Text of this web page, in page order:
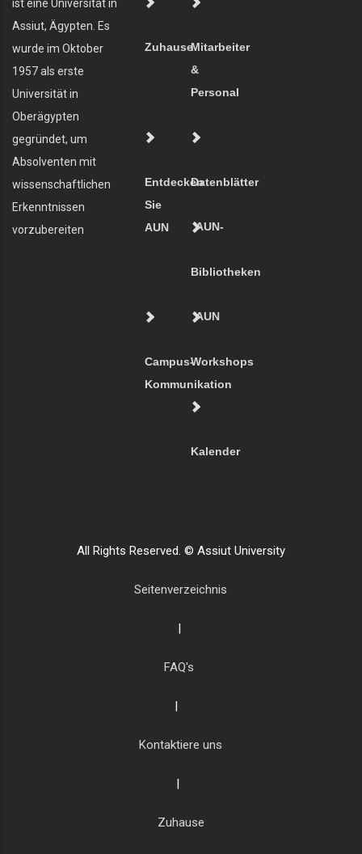
ist eine Universität in
Assiut, Ägypten. Es
wurde im Oktober
1957 als erste
Universität in
Oberägypten
gegründet, um
Absolventen mit
wissenschaftlichen
Erkenntnissen
vorzubereiten
ZuhauseMitarbeiter
&
Personal
Entdecken
Sie
AUN
Datenblätter
AUN-
Bibliotheken
Campus-
Kommunikation
AUN
Workshops
Kalender
All Rights Reserved. © Assiut University
Seitenverzeichnis
|
FAQ's
|
Kontaktiere uns
|
Zuhause